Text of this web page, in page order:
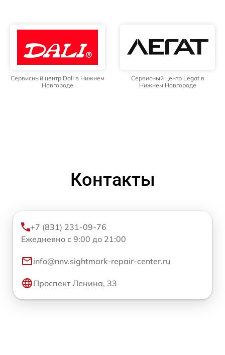
Сервисный центр Dali в Нижнем
Новгороде
Сервисный центр Legat в
Нижнем Новгороде
Контакты
+7 (831) 231-09-76
Ежедневно с 9:00 до 21:00
info@nnv.sightmark-repair-center.ru
Проспект Ленина, 33